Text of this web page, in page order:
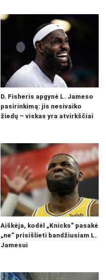
D. Fisheris apgynė L. Jameso
pasirinkimą: jis nesivaiko
žiedų – viskas yra atvirkščiai
Aiškėja, kodėl „Knicks“ pasakė
„ne“ prisišlieti bandžiusiam L.
Jamesui